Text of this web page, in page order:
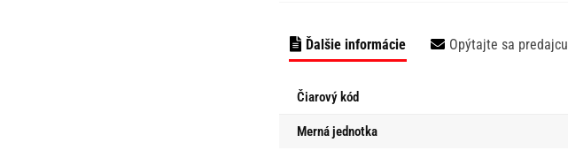
Ďalšie informácie Opýtajte sa predajcu
Čiarový kód
Merná jednotka